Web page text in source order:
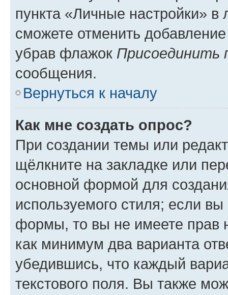
пункта «Личные настройки»
сможете отменить
убрав флажок Присоединить
сообщения.
Вернуться к началу
Как мне создать опрос?
При создании темы или
щёлкните на закладке или
основной формой для
используемого стиля; если
формы, то вы не имеете прав
как минимум два варианта
убедившись, что каждый
текстового поля. Вы также